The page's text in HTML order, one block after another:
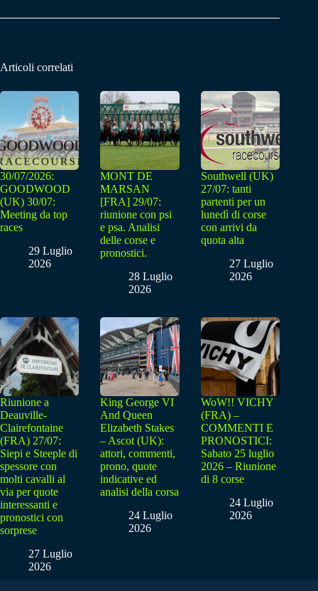
Articoli correlati
30/07/2026:
GOODWOOD
(UK) 30/07:
Meeting da top
races
29 Luglio
2026
MONT DE
MARSAN
[FRA] 29/07:
riunione con psi
e psa. Analisi
delle corse e
pronostici.
28 Luglio
2026
Southwell (UK)
27/07: tanti
partenti per un
lunedì di corse
con arrivi da
quota alta
27 Luglio
2026
Riunione a
Deauville-
Clairefontaine
(FRA) 27/07:
Siepi e Steeple di
spessore con
molti cavalli al
via per quote
interessanti e
pronostici con
sorprese
27 Luglio
2026
King George VI
And Queen
Elizabeth Stakes
– Ascot (UK):
attori, commenti,
prono, quote
indicative ed
analisi della corsa
24 Luglio
2026
WoW!! VICHY
(FRA) –
COMMENTI E
PRONOSTICI:
Sabato 25 luglio
2026 – Riunione
di 8 corse
24 Luglio
2026